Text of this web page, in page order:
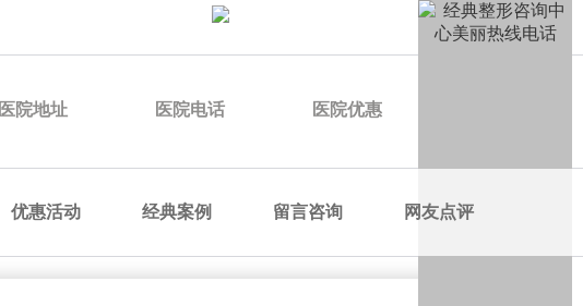
医院地址 医院电话 医院优惠
优惠活动 经典案例 留言咨询 网友点评